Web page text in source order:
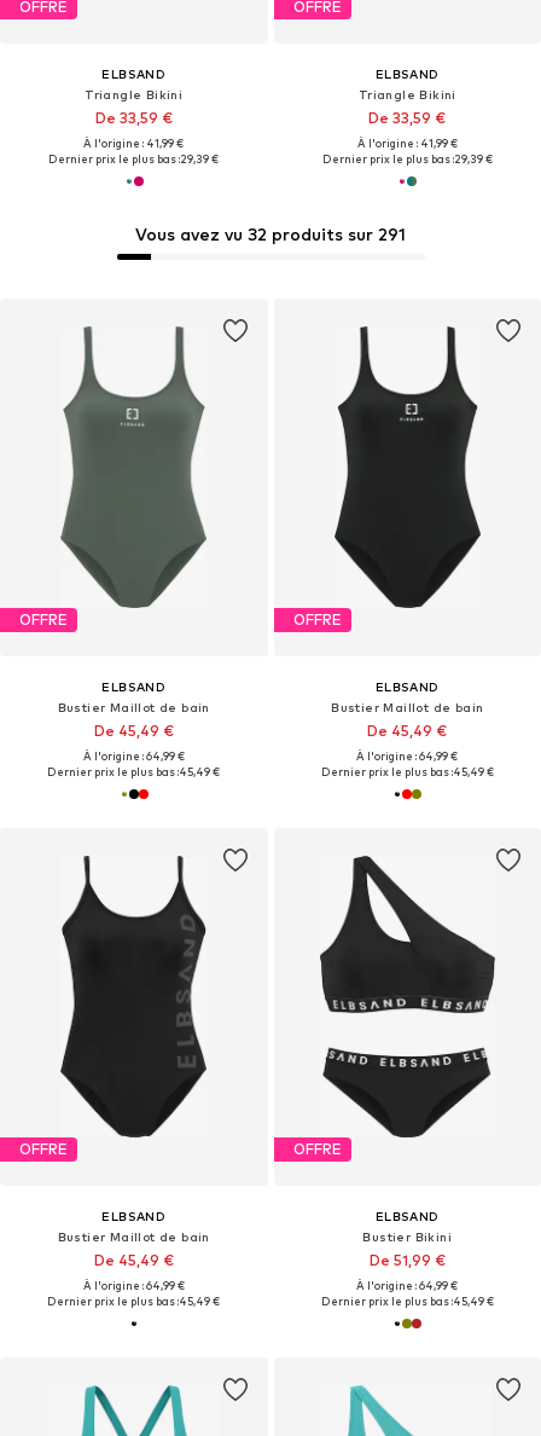
OFFRE
ELBSAND
Triangle Bikini
De 33,59 €
À l'origine : 41,99 €
Dernier prix le plus bas :29,39 €
OFFRE
ELBSAND
Triangle Bikini
De 33,59 €
À l'origine : 41,99 €
Dernier prix le plus bas :29,39 €
Vous avez vu 32 produits sur 291
OFFRE
ELBSAND
Bustier Maillot de bain
De 45,49 €
À l'origine : 64,99 €
Dernier prix le plus bas :45,49 €
OFFRE
ELBSAND
Bustier Maillot de bain
De 45,49 €
À l'origine : 64,99 €
Dernier prix le plus bas :45,49 €
OFFRE
ELBSAND
Bustier Maillot de bain
De 45,49 €
À l'origine : 64,99 €
Dernier prix le plus bas :45,49 €
OFFRE
ELBSAND
Bustier Bikini
De 51,99 €
À l'origine : 64,99 €
Dernier prix le plus bas :45,49 €